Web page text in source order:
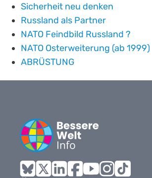
Sicherheit neu denken
Russland als Partner
NATO Feindbild Russland ?
NATO Osterweiterung (ab 1999)
ABRÜSTUNG